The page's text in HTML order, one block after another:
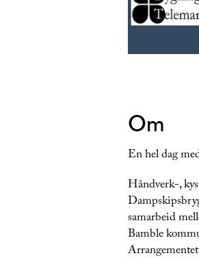
Om
En hel dag
Håndverk-,
samarbeid
Bamble